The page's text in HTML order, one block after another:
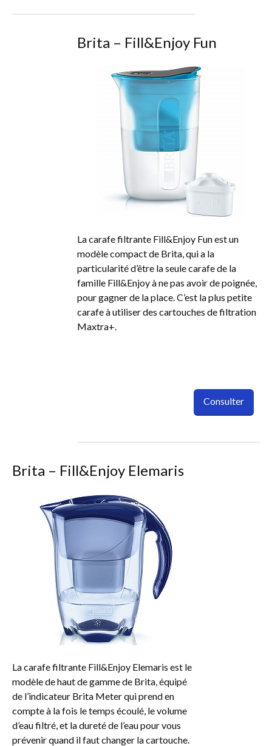
Brita – Fill&Enjoy Fun
La carafe filtrante Fill&Enjoy Fun est un
modèle compact de Brita, qui a la
particularité d’être la seule carafe de la
famille Fill&Enjoy à ne pas avoir de poignée,
pour gagner de la place. C’est la plus petite
carafe à utiliser des cartouches de filtration
Maxtra+.
Consulter
Brita – Fill&Enjoy Elemaris
La carafe filtrante Fill&Enjoy Elemaris est le
modèle de haut de gamme de Brita, équipé
de l’indicateur Brita Meter qui prend en
compte à la fois le temps écoulé, le volume
d’eau filtré, et la dureté de l’eau pour vous
prévenir quand il faut changer la cartouche.